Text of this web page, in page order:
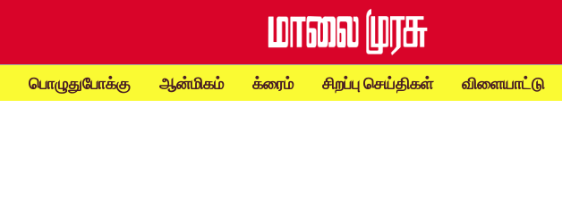
பொழுதுபோக்கு ஆன்மிகம் க்ரைம் சிறப்பு செய்திகள் விளையாட்டு